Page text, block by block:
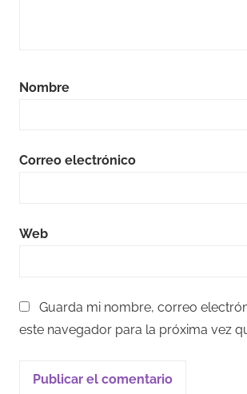
Nombre
Correo electrónico
Web
Guarda mi nombre, correo
este navegador para la próxima vez